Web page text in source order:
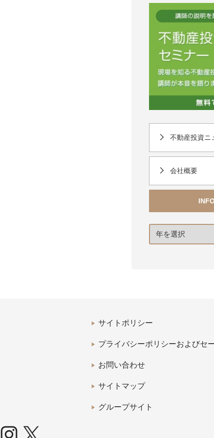
不動産投資ニ
会社概要
ア
カ
サイトポリシー
プライバシーポリシーおよびセ
お問い合わせ
サイトマップ
グループサイト
Instagram
X